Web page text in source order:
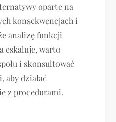
oparte na
konsekwencjach i
analizę funkcji
eskaluje, warto
i skonsultować
aby działać
z procedurami.